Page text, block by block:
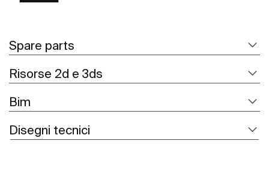
Spare parts
Risorse 2d e 3ds
Bim
Disegni tecnici